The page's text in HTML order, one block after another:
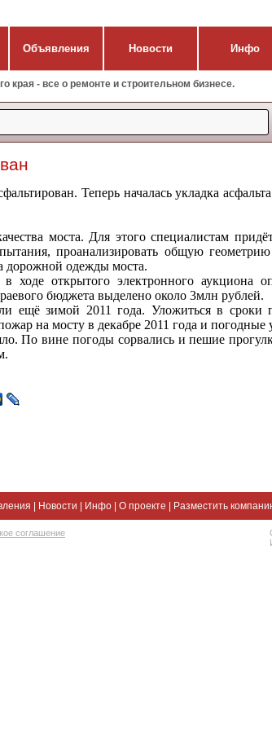
Объявления Новости Инфо
края - все о ремонте и строительном бизнесе.
Теперь началась укладка
моста. Для этого специалистам
проанализировать общую геометрию
дорожной одежды моста.
открытого электронного аукциона
бюджета выделено около 3млн рублей.
ещё зимой 2011 года. Уложиться в сроки
на мосту в декабре 2011 года и погодные
По вине погоды сорвались и пешие
Новости Инфо О проекте Разместить
соглашение